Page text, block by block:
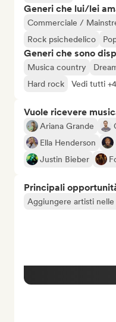
Generi che lui/lei
Commerciale /
Rock psichedelico
Generi che sono
Musica country
Hard rock
Vedi tutti +4
Vuole ricevere
Ariana Grande
Ella Henderson
Justin Bieber
Principali
Aggiungere artisti